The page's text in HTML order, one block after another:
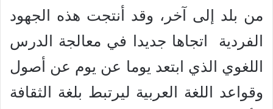
من بلد إلى آخر، وقد أنتجت هذه الجهود
الفردية اتجاها جديدا في معالجة الدرس
اللغوي الذي ابتعد يوما عن يوم عن أصول
وقواعد اللغة العربية ليرتبط بلغة الثقافة